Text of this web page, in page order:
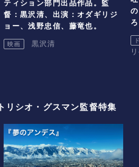
ティション部門出品作品。監
督：黒沢清、出演：オダギリジ
ョー、浅野忠信、藤竜也。
映画 黒沢清
リシオ・グスマン監督特集